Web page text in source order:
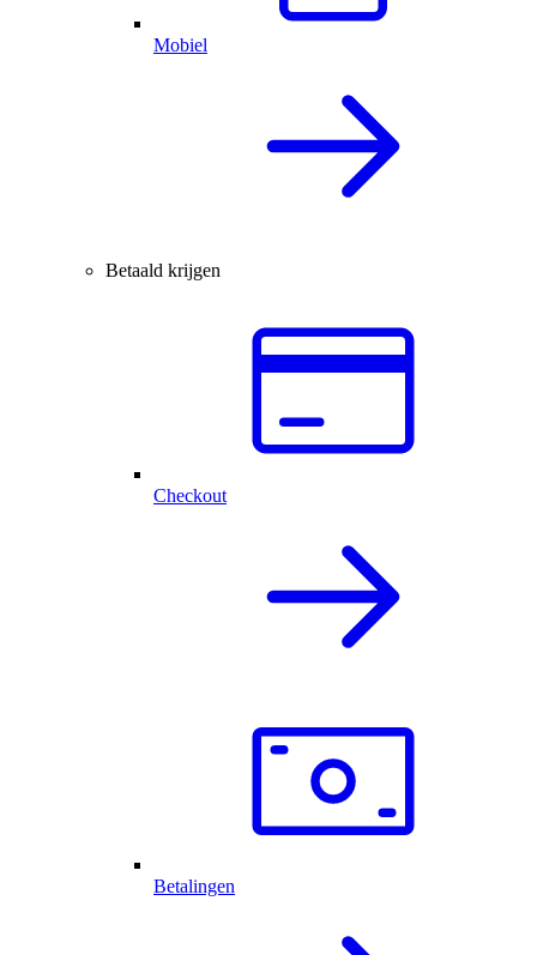
Mobiel
Betaald krijgen
Checkout
Betalingen